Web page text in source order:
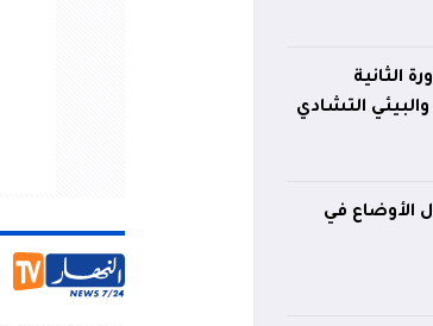
الثانية
التشادي
الأوضاع في